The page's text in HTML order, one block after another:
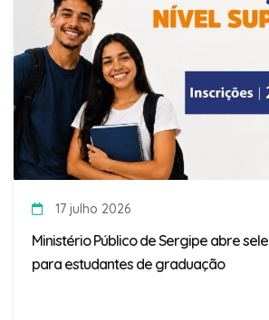
17 julho 2026
Ministério Público de Sergipe abre
para estudantes de graduação